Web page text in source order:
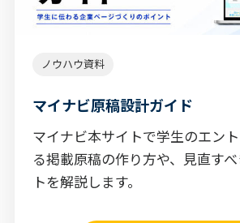
ノウハウ資料
マイナビ原稿設計ガイド
マイナビ本サイトで学生のエン
る掲載原稿の作り方や、見直す
トを解説します。